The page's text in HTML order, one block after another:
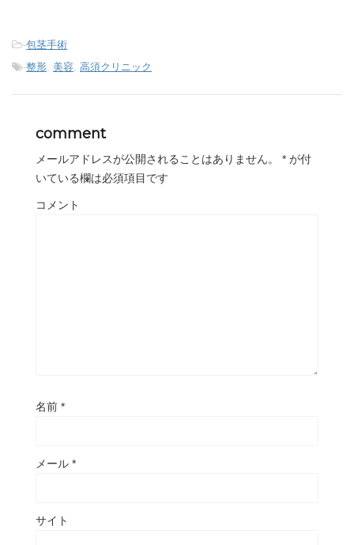
-包茎手術
-整形, 美容, 高須クリニック
comment
メールアドレスが公開されることはありません。 * が付
いている欄は必須項目です
コメント
名前 *
メール *
サイト